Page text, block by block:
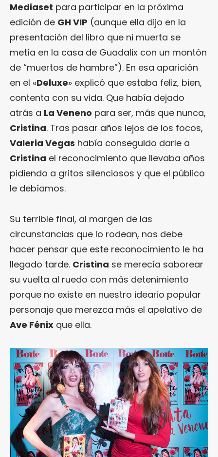
Mediaset para participar en la próxima
edición de GH VIP (aunque ella dijo en la
presentación del libro que ni muerta se
metía en la casa de Guadalix con un montón
de “muertos de hambre”). En esa aparición
en el «Deluxe» explicó que estaba feliz, bien,
contenta con su vida. Que había dejado
atrás a La Veneno para ser, más que nunca,
Cristina. Tras pasar años lejos de los focos,
Valeria Vegas había conseguido darle a
Cristina el reconocimiento que llevaba años
pidiendo a gritos silenciosos y que el público
le debíamos.
Su terrible final, al margen de las
circunstancias que lo rodean, nos debe
hacer pensar que este reconocimiento le ha
llegado tarde. Cristina se merecía saborear
su vuelta al ruedo con más detenimiento
porque no existe en nuestro ideario popular
personaje que merezca más el apelativo de
Ave Fénix que ella.